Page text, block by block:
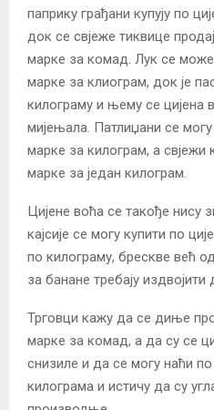
паприку грађани купују по
док се свјеже тиквице
марке за комад. Лук се може
марке за клиограм, док је
килограму и њему се цијена
мијењала. Патлиџани се
марке за килограм, а свјежи
марке за један килограм.
Цијене воћа се такође нису
кајсије се могу купити по
по килограму, брескве већ
за банане требају
Трговци кажу да се диње
марке за комад, а да су се
снизиле и да се могу наћи
килограма и истичу да су